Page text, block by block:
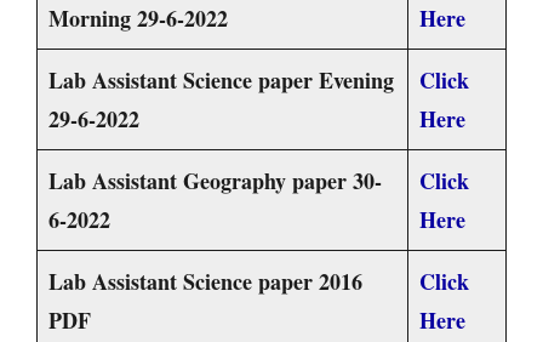
Morning 29-6-2022
Here
Lab Assistant Science paper Evening
29-6-2022
Click
Here
Lab Assistant Geography paper 30-
6-2022
Click
Here
Lab Assistant Science paper 2016
PDF
Click
Here